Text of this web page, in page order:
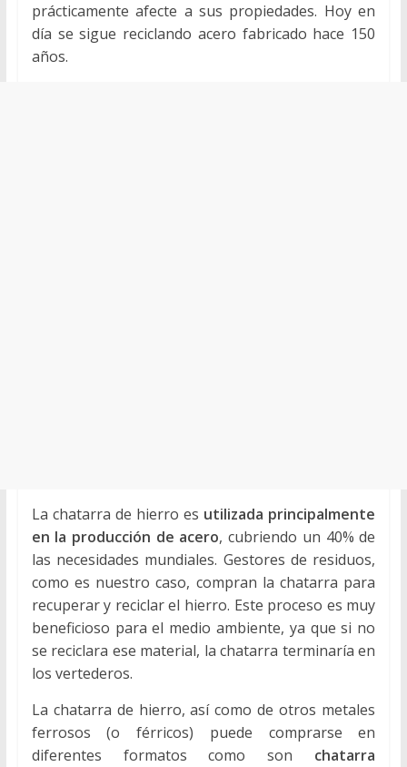
prácticamente afecte a sus propiedades. Hoy en
día se sigue reciclando acero fabricado hace 150
años.
La chatarra de hierro es utilizada principalmente
en la producción de acero, cubriendo un 40% de
las necesidades mundiales. Gestores de residuos,
como es nuestro caso, compran la chatarra para
recuperar y reciclar el hierro. Este proceso es muy
beneficioso para el medio ambiente, ya que si no
se reciclara ese material, la chatarra terminaría en
los vertederos.
La chatarra de hierro, así como de otros metales
ferrosos (o férricos) puede comprarse en
diferentes formatos como son chatarra